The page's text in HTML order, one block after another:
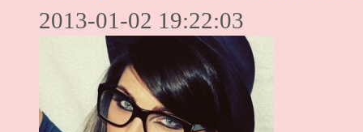
2013-01-02 19:22:03